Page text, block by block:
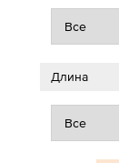
Длина